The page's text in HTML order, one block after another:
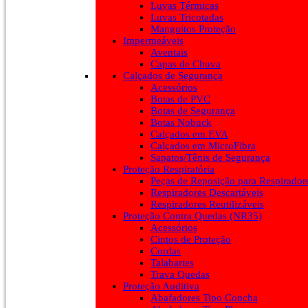
Luvas Térmicas
Luvas Tricotadas
Manguitos Proteção
Impermeáveis
Aventais
Capas de Chuva
Calçados de Segurança
Acessórios
Botas de PVC
Botas de Segurança
Botas Nobuck
Calçados em EVA
Calçados em MicroFibra
Sapatos/Tênis de Segurança
Proteção Respiratória
Peças de Reposição para
Respiradores Descartáveis
Respiradores Reutilizáveis
Proteção Contra Quedas (NR35)
Acessórios
Cintos de Proteção
Cordas
Talabartes
Trava Quedas
Proteção Auditiva
Abafadores Tipo Concha